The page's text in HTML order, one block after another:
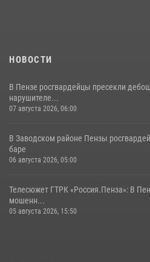
НОВОСТИ
В Пензе росгвардейцы пресекли
нарушителе...
07 августа 2026, 06:00
В Заводском районе Пензы
баре
06 августа 2026, 05:00
Телесюжет ГТРК «Россия.Пенза»: В
мошенн...
05 августа 2026, 15:50